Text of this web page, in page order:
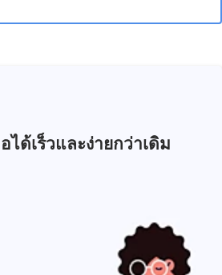
ได้เร็วและง่ายกว่าเดิม